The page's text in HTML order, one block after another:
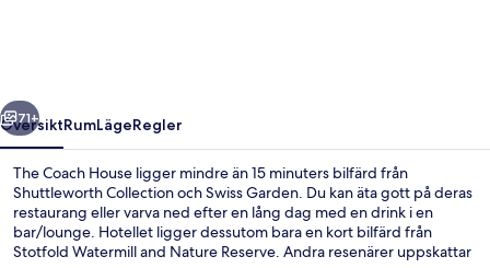
Nästa
71+
ÖversiktRumLägeRegler
The Coach House ligger mindre än 15 minuters bilfärd från
Shuttleworth Collection och Swiss Garden. Du kan äta gott på deras
restaurang eller varva ned efter en lång dag med en drink i en
bar/lounge. Hotellet ligger dessutom bara en kort bilfärd från
Stotfold Watermill and Nature Reserve. Andra resenärer uppskattar